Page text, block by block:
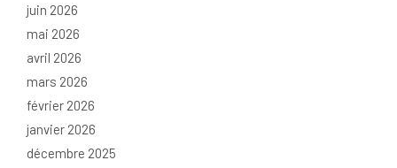
juin 2026
mai 2026
avril 2026
mars 2026
février 2026
janvier 2026
décembre 2025